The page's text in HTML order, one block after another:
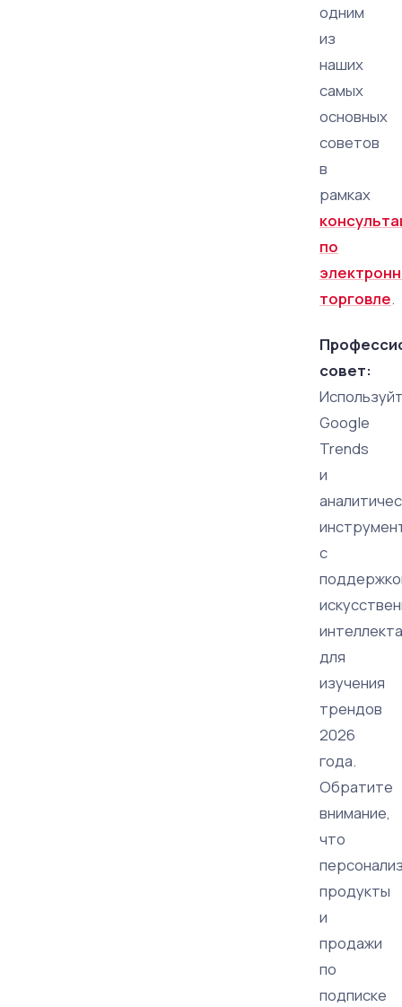
одним
из
наших
самых
основных
советов
в
рамках
по
торговле.
совет:
Google
Trends
и
с
интеллекта
для
изучения
трендов
2026
года.
Обратите
внимание,
что
продукты
и
продажи
по
подписке